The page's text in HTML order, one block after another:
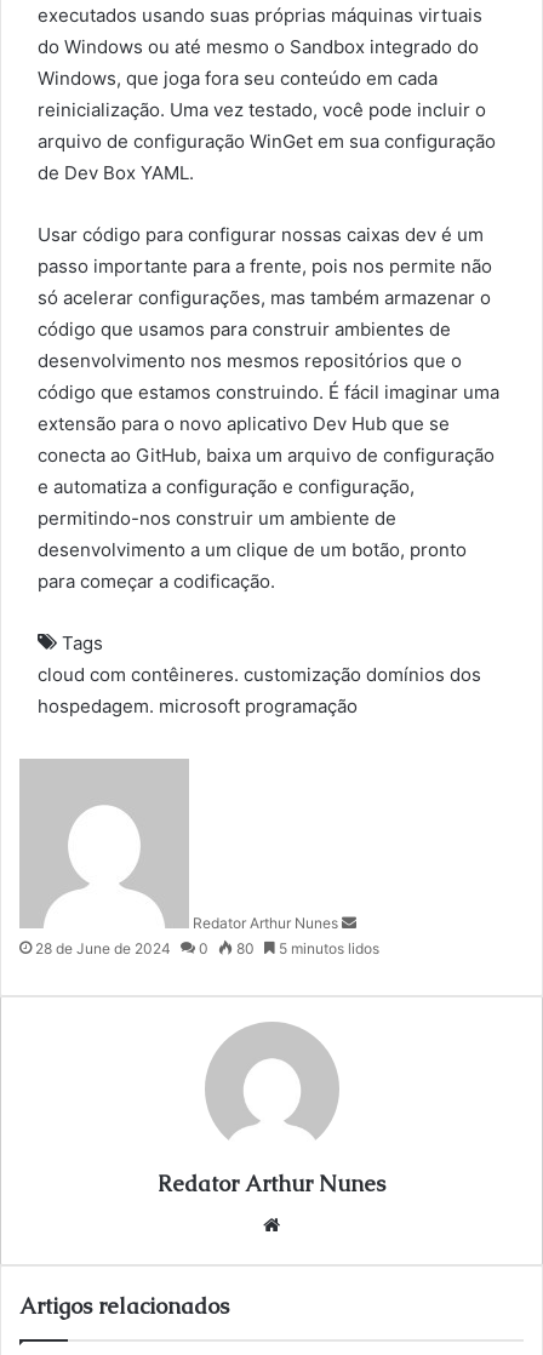
executados usando suas próprias máquinas virtuais
do Windows ou até mesmo o Sandbox integrado do
Windows, que joga fora seu conteúdo em cada
reinicialização. Uma vez testado, você pode incluir o
arquivo de configuração WinGet em sua configuração
de Dev Box YAML.
Usar código para configurar nossas caixas dev é um
passo importante para a frente, pois nos permite não
só acelerar configurações, mas também armazenar o
código que usamos para construir ambientes de
desenvolvimento nos mesmos repositórios que o
código que estamos construindo. É fácil imaginar uma
extensão para o novo aplicativo Dev Hub que se
conecta ao GitHub, baixa um arquivo de configuração
e automatiza a configuração e configuração,
permitindo-nos construir um ambiente de
desenvolvimento a um clique de um botão, pronto
para começar a codificação.
Tags
cloud com contêineres. customização domínios dos
hospedagem. microsoft programação
Redator Arthur Nunes
m
i
28 de June de 2024 0 80 5 minutos lidos
Redator Arthur Nunes
Artigos relacionados